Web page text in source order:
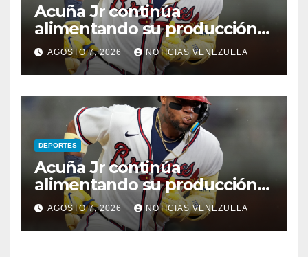
Acuña Jr continúa
alimentando su producción
jonronera
AGOSTO 7, 2026 NOTICIAS VENEZUELA
DEPORTES
Acuña Jr continúa
alimentando su producción
jonronera
AGOSTO 7, 2026 NOTICIAS VENEZUELA